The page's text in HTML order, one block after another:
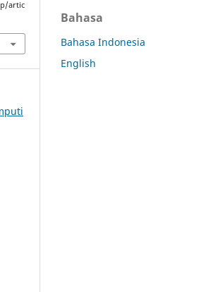
artic
Bahasa
Bahasa Indonesia
English